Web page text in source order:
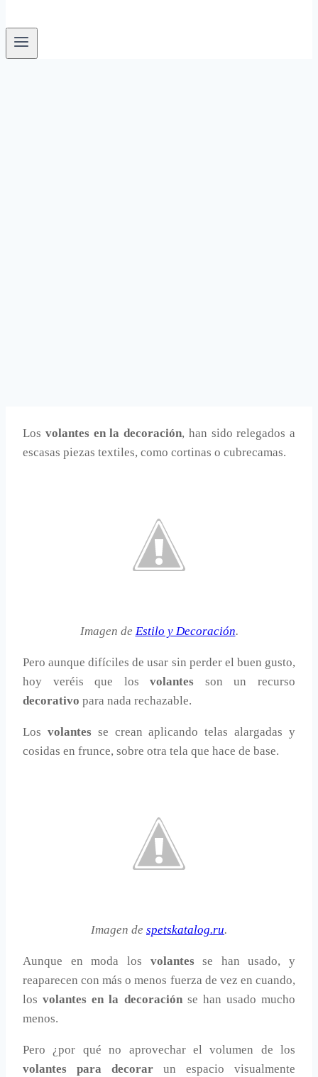
Los volantes en la decoración, han sido relegados a
escasas piezas textiles, como cortinas o cubrecamas.
Imagen de Estilo y Decoración.
Pero aunque difíciles de usar sin perder el buen gusto,
hoy veréis que losvolantes son un recurso
decorativo para nada rechazable.
Los volantesse crean aplicando telas alargadas y
cosidas en frunce, sobre otra tela que hace de base.
Imagen de spetskatalog.ru.
Aunque en moda los volantesse han usado, y
reaparecen con más o menos fuerza de vez en cuando,
los volantes en la decoraciónse han usado mucho
menos.
Pero ¿por qué no aprovechar el volumen de los
volantes para decorar un espacio visualmente